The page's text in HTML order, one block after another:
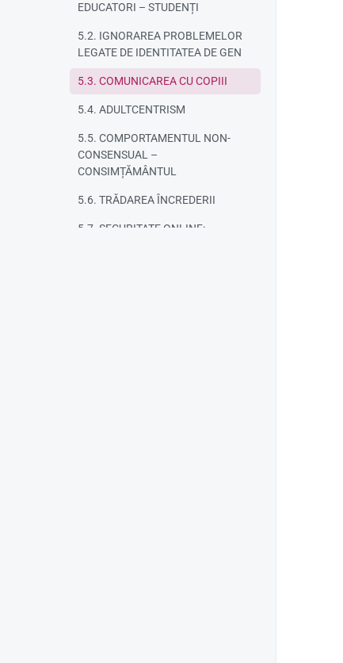
EDUCATORI – STUDENȚI
5.2. IGNORAREA PROBLEMELOR
LEGATE DE IDENTITATEA DE GEN
5.3. COMUNICAREA CU COPIII
5.4. ADULTCENTRISM
5.5. COMPORTAMENTUL NON-
CONSENSUAL –
CONSIMȚĂMÂNTUL
5.6. TRĂDAREA ÎNCREDERII
5.7. SECURITATE ONLINE: